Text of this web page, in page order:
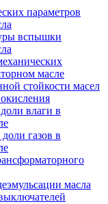
параметров
вспышки
масле
стойкости масел
влаги в
газов в
масла